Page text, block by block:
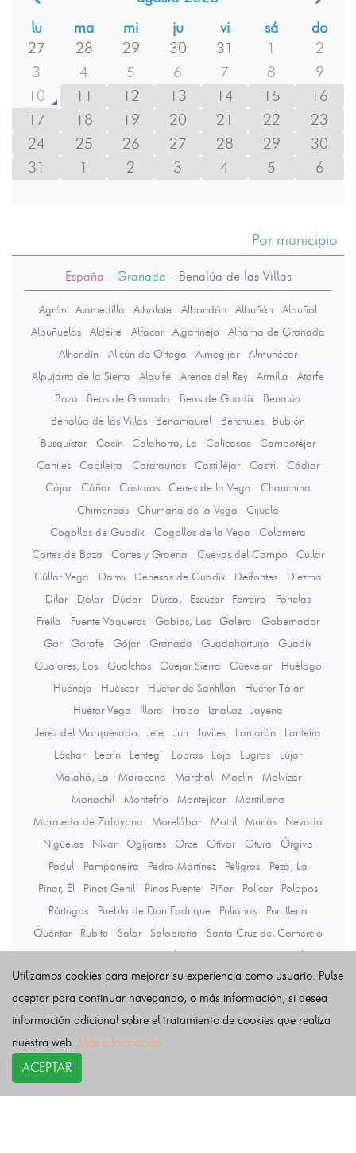
lu
ma mi ju vi sá
do
27
28 29 30 31 1
2
3
4 5 6 7 8
9
10
11 12 13 14 15
16
17
18 19 20 21 22
23
24
25 26 27 28 29
30
31
1 2 3 4 5 6
Por municipio
España - Granada - Benalúa de las Villas
Agrón Alamedilla Albolote Albondón Albuñán
Albuñol
Albuñuelas
Aldeire Alfacar Algarinejo
Alhama de Granada
Alhendín
Alicún de Ortega Almegíjar
Almuñécar
Alpujarra de la Sierra
Alquife Arenas del Rey Armilla
Atarfe
Baza
Beas de Granada Beas de Guadix
Benalúa
Benalúa de las Villas
Benamaurel Bérchules
Bubión
Busquístar
Cacín Calahorra, La Calicasas
Campotéjar
Caniles
Capileira Carataunas Castilléjar Castril
Cádiar
Cájar
Cáñar Cástaras Cenes de la Vega
Chauchina
Chimeneas
Churriana de la Vega
Cijuela
Cogollos de Guadix
Cogollos de la Vega
Colomera
Cortes de Baza
Cortes y Graena Cuevas del Campo
Cúllar
Cúllar Vega
Darro Dehesas de Guadix Deifontes
Diezma
Dílar
Dólar Dúdar Dúrcal Escúzar Ferreira
Fonelas
Freila
Fuente Vaqueros Gabias, Las Galera
Gobernador
Gor
Gorafe Gójar Granada Guadahortuna
Guadix
Guajares, Los
Gualchos Güejar Sierra Güevéjar
Huélago
Huéneja
Huéscar Huétor de Santillán
Huétor Tájar
Huétor Vega
Illora Itrabo Iznalloz
Jayena
Jerez del Marquesado
Jete Jun Juviles Lanjarón
Lanteira
Láchar
Lecrín Lentegí Lobras Loja Lugros
Lújar
Malahá, La
Maracena Marchal Moclín
Molvízar
Monachil
Montefrío Montejícar
Montillana
Moraleda de Zafayona
Morelábor Motril Murtas
Nevada
Nigüelas
Nívar Ogíjares Orce Otívar Otura
Órgiva
Padul
Pampaneira Pedro Martínez Peligros
Peza, La
Pinar, El
Pinos Genil Pinos Puente Píñar Polícar
Polopos
Pórtugos
Puebla de Don Fadrique Pulianas
Purullena
Quéntar
Rubite Salar Salobreña
Santa Cruz del Comercio
Santa Fe
Soportújar Sorvilán Taha, La
Torre-Cardela
Torvizcón
Trevélez Turón Ugíjar Valle del Zalabí
Valle, El
Válor
Vegas del Genil
Ventas de Huelma
Vélez de Benaudalla
Villamena
Villanueva de las Torres
Villanueva Mesía
Víznar Zafarraya
Últimas noticias
Utilizamos cookies para mejorar su experiencia como usuario. Pulse
aceptar para continuar navegando, o más información, si desea
información adicional sobre el tratamiento de cookies que realiza
nuestra web. Más información
ACEPTAR